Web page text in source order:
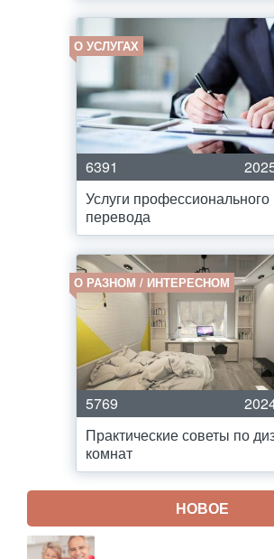
О УСЛУГАХ
6391
Услуги профессионального
перевода
О РАЗНОМ / ИНТЕРЕСНОМ
5769
Практические советы по
комнат
НОВОЕ